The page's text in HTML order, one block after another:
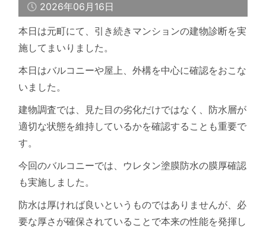
2026年06月16日
本日は元町にて、引き続きマンションの建物診断を実
施してまいりました。
本日はバルコニーや屋上、外構を中心に確認をおこな
いました。
建物調査では、見た目の劣化だけではなく、防水層が
適切な状態を維持しているかを確認することも重要で
す。
今回のバルコニーでは、ウレタン塗膜防水の膜厚確認
も実施しました。
防水は厚ければ良いというものではありませんが、必
要な厚さが確保されていることで本来の性能を発揮し